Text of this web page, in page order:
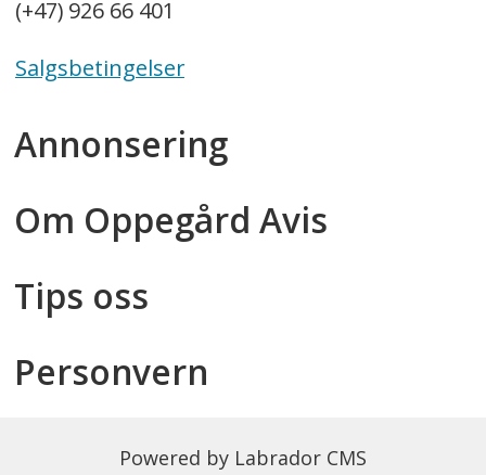
(+47) 926 66 401
Salgsbetingelser
Annonsering
Om Oppegård Avis
Tips oss
Personvern
Powered by Labrador CMS